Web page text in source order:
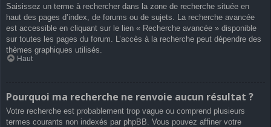
Saisissez un terme à rechercher dans la zone de recherche située en
haut des pages d’index, de forums ou de sujets. La recherche avancée
est accessible en cliquant sur le lien « Recherche avancée » disponible
sur toutes les pages du forum. L’accès à la recherche peut dépendre des
thèmes graphiques utilisés.
Haut
Pourquoi ma recherche ne renvoie aucun résultat ?
Votre recherche est probablement trop vague ou comprend plusieurs
termes courants non indexés par phpBB. Vous pouvez affiner votre